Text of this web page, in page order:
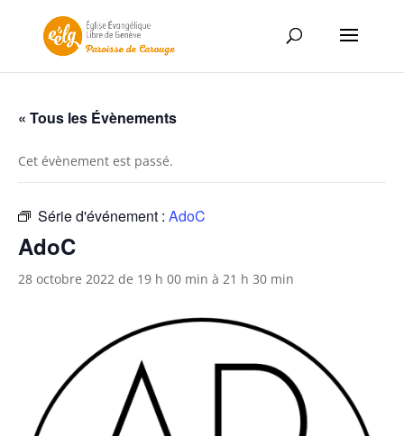
« Tous les Évènements
Cet évènement est passé.
Série d'événement : AdoC
AdoC
28 octobre 2022 de 19 h 00 min à 21 h 30 min